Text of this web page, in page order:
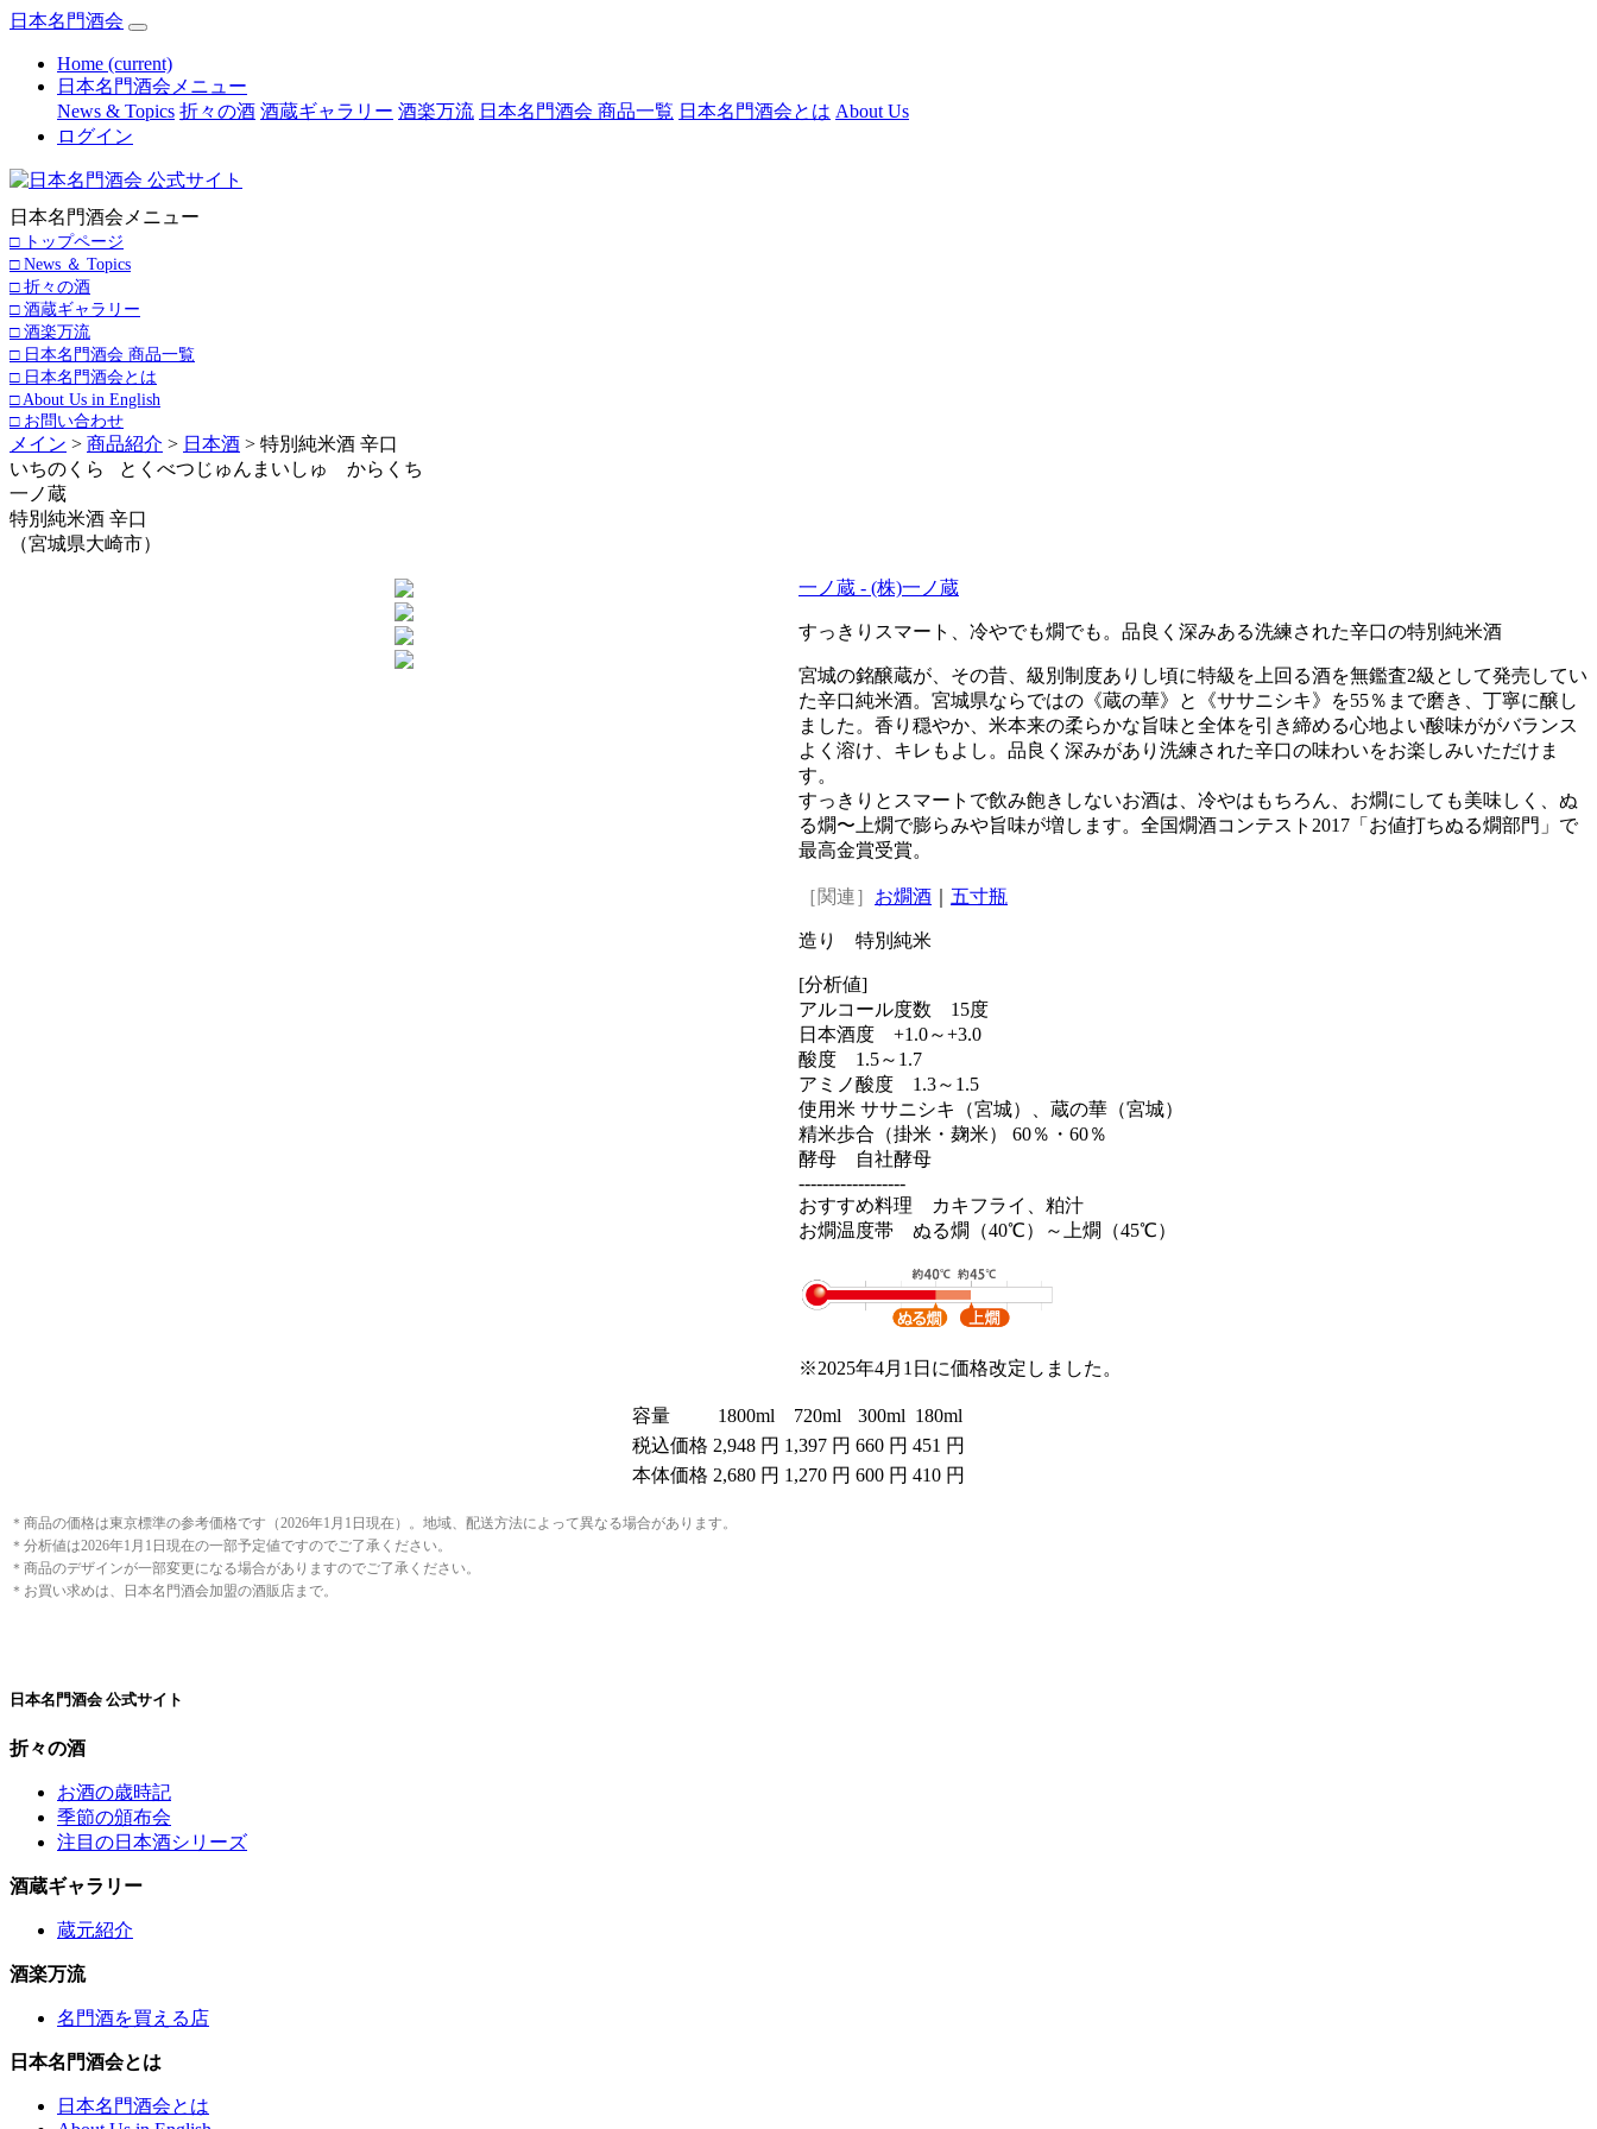
日本名門酒会
Home (current)
日本名門酒会メニュー
News & Topics 折々の酒 酒蔵ギャラリー 酒楽万流 日本名門酒会 商品一覧 日本名門酒会とは About Us
ログイン
日本名門酒会メニュー
□ トップページ
□ News ＆ Topics
□ 折々の酒
□ 酒蔵ギャラリー
□ 酒楽万流
□ 日本名門酒会 商品一覧
□ 日本名門酒会とは
□ About Us in English
□ お問い合わせ
メイン > 商品紹介 > 日本酒 > 特別純米酒 辛口
いちのくら とくべつじゅんまいしゅ からくち
一ノ蔵
特別純米酒 辛口
（宮城県大崎市）
一ノ蔵 - (株)一ノ蔵
すっきりスマート、冷やでも燗でも。品良く深みある洗練された辛口の特別純米酒
宮城の銘醸蔵が、その昔、級別制度ありし頃に特級を上回る酒を無鑑査2級として発売してい
た辛口純米酒。宮城県ならではの《蔵の華》と《ササニシキ》を55％まで磨き、丁寧に醸し
ました。香り穏やか、米本来の柔らかな旨味と全体を引き締める心地よい酸味ががバランス
よく溶け、キレもよし。品良く深みがあり洗練された辛口の味わいをお楽しみいただけま
す。
すっきりとスマートで飲み飽きしないお酒は、冷やはもちろん、お燗にしても美味しく、ぬ
る燗〜上燗で膨らみや旨味が増します。全国燗酒コンテスト2017「お値打ちぬる燗部門」で
最高金賞受賞。
［関連］ お燗酒 五寸瓶
造り 特別純米
[分析値]
アルコール度数 15度
日本酒度 +1.0～+3.0
酸度 1.5～1.7
アミノ酸度 1.3～1.5
使用米 ササニシキ（宮城）、蔵の華（宮城）
精米歩合（掛米・麹米） 60％・60％
酵母 自社酵母
------------------
おすすめ料理 カキフライ、粕汁
お燗温度帯 ぬる燗（40℃）～上燗（45℃）
※2025年4月1日に価格改定しました。
容量 1800ml 720ml 300ml 180ml
税込価格 2,948 円 1,397 円 660 円 451 円
本体価格 2,680 円 1,270 円 600 円 410 円
＊商品の価格は東京標準の参考価格です（2026年1月1日現在）。地域、配送方法によって異なる場合があります。
＊分析値は2026年1月1日現在の一部予定値ですのでご了承ください。
＊商品のデザインが一部変更になる場合がありますのでご了承ください。
＊お買い求めは、日本名門酒会加盟の酒販店まで。
日本名門酒会 公式サイト
折々の酒
お酒の歳時記
季節の頒布会
注目の日本酒シリーズ
酒蔵ギャラリー
蔵元紹介
酒楽万流
名門酒を買える店
日本名門酒会とは
日本名門酒会とは